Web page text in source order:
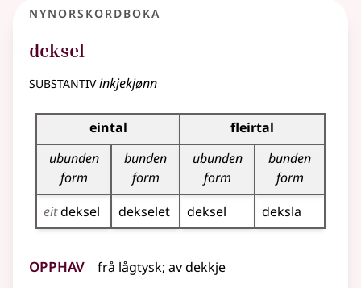
Nynorskordboka
deksel
substantivinkjekjønn
Bøyningstabell for dette substantivet
eintal
fleirtal
ubunden
form
bunden
form
ubunden
form
bunden
form
eitdeksel dekselet deksel deksla
Opphav frå lågtysk; avdekkje